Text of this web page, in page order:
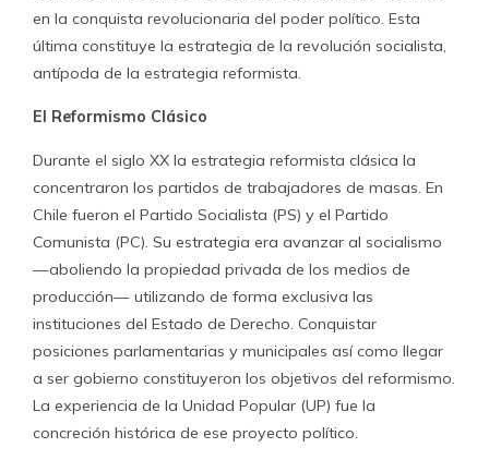
en la conquista revolucionaria del poder político. Esta
última constituye la estrategia de la revolución socialista,
antípoda de la estrategia reformista.
El Reformismo Clásico
Durante el siglo XX la estrategia reformista clásica la
concentraron los partidos de trabajadores de masas. En
Chile fueron el Partido Socialista (PS) y el Partido
Comunista (PC). Su estrategia era avanzar al socialismo
—aboliendo la propiedad privada de los medios de
producción— utilizando de forma exclusiva las
instituciones del Estado de Derecho. Conquistar
posiciones parlamentarias y municipales así como llegar
a ser gobierno constituyeron los objetivos del reformismo.
La experiencia de la Unidad Popular (UP) fue la
concreción histórica de ese proyecto político.